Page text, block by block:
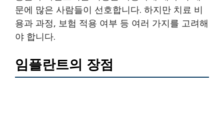
문에 많은 사람들이 선호합니다. 하지만 치료 비
용과 과정, 보험 적용 여부 등 여러 가지를 고려해
야 합니다.
임플란트의 장점